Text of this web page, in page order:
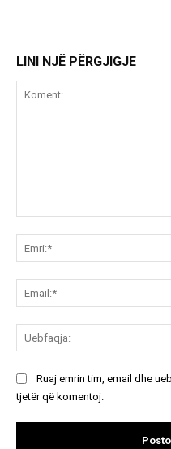
LINI NJË PËRGJIGJE
Ruaj emrin tim, email dhe
tjetër që komentoj.